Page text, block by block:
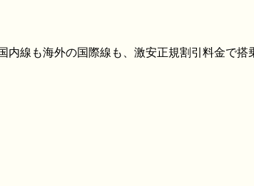
内線も海外の国際線も、激安正規割引料金で搭